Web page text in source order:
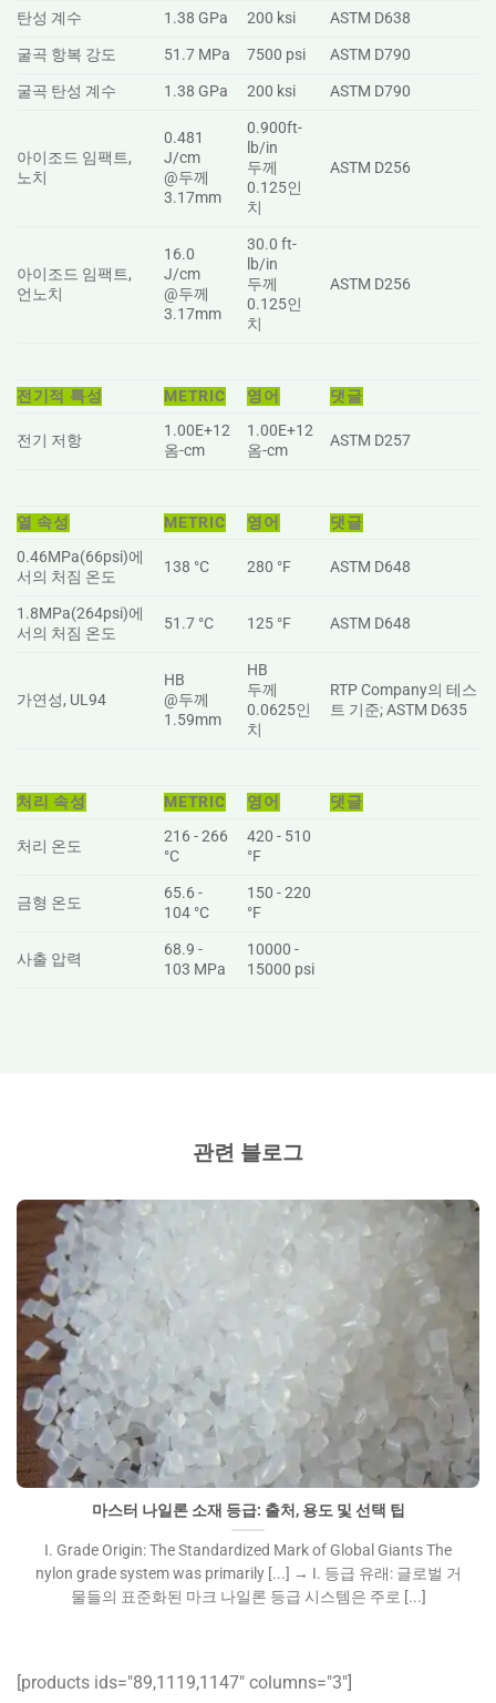
탄성 계수
1.38 GPa 200 ksi
ASTM D638
굴곡 항복 강도
51.7 MPa 7500 psi
ASTM D790
굴곡 탄성 계수
1.38 GPa 200 ksi ASTM D790
아이조드 임팩트,
노치
0.481
J/cm
@두께
3.17mm
0.900ft-
lb/in
두께
0.125인
치
ASTM D256
아이조드 임팩트,
언노치
16.0
J/cm
@두께
3.17mm
30.0 ft-
lb/in
두께
0.125인
치
ASTM D256
전기적 특성 METRIC 영어 댓글
전기 저항
1.00E+12
옴-cm
1.00E+12
옴-cm
ASTM D257
열 속성 METRIC 영어
댓글
0.46MPa(66psi)에
서의 처짐 온도
138 °C 280 °F ASTM D648
1.8MPa(264psi)에
서의 처짐 온도
51.7 °C 125 °F ASTM D648
가연성, UL94
HB
@두께
1.59mm
HB
두께
0.0625인
치
RTP Company의 테스
트 기준; ASTM D635
처리 속성 METRIC 영어 댓글
처리 온도
216 - 266
°C
420 - 510
°F
금형 온도
65.6 -
104 °C
150 - 220
°F
사출 압력
68.9 -
103 MPa
10000 -
15000 psi
관련 블로그
마스터 나일론 소재 등급: 출처, 용도 및 선택 팁">
마스터 나일론 소재 등급: 출처, 용도 및 선택 팁
I. Grade Origin: The Standardized Mark of Global Giants The
nylon grade system was primarily [...] → I. 등급 유래: 글로벌 거
물들의 표준화된 마크 나일론 등급 시스템은 주로 [...]
[products ids="89,1119,1147″ columns="3″]